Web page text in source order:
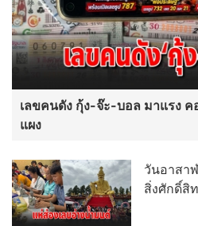
เลขคนดัง กุ้ง-จ๊ะ-บอล มาแรง ค
แผง
วันอาสา
สิ่งศักดิ์สิ